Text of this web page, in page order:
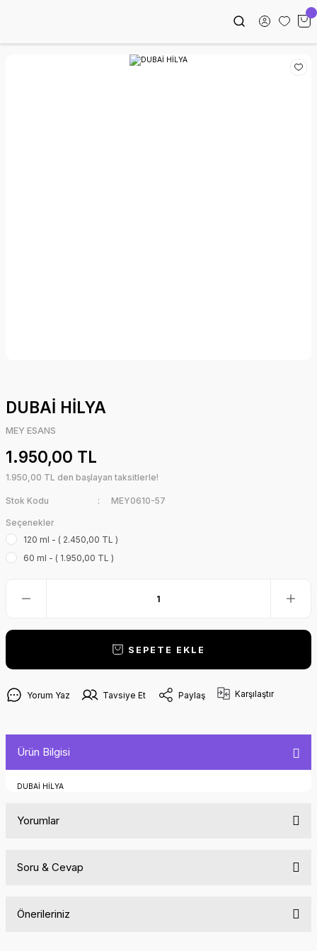
DUBAİ HİLYA
MEY ESANS
1.950,00 TL
1.950,00 TL den başlayan taksitlerle!
Stok Kodu MEY0610-57
Seçenekler
120 ml - ( 2.450,00 TL )
60 ml - ( 1.950,00 TL )
SEPETE EKLE
Yorum Yaz Tavsiye Et Paylaş Karşılaştır
Ürün Bilgisi
DUBAİ HİLYA
Yorumlar
Soru & Cevap
Önerileriniz